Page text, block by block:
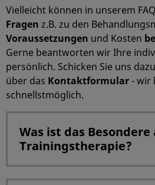
Vielleicht können in unserem
Fragen z.B. zu den
Voraussetzungen und Kosten
Gerne beantworten wir Ihre
persönlich. Schicken Sie uns
über das Kontaktformular- wir
schnellstmöglich.
Was ist das Besondere
Trainingstherapie?